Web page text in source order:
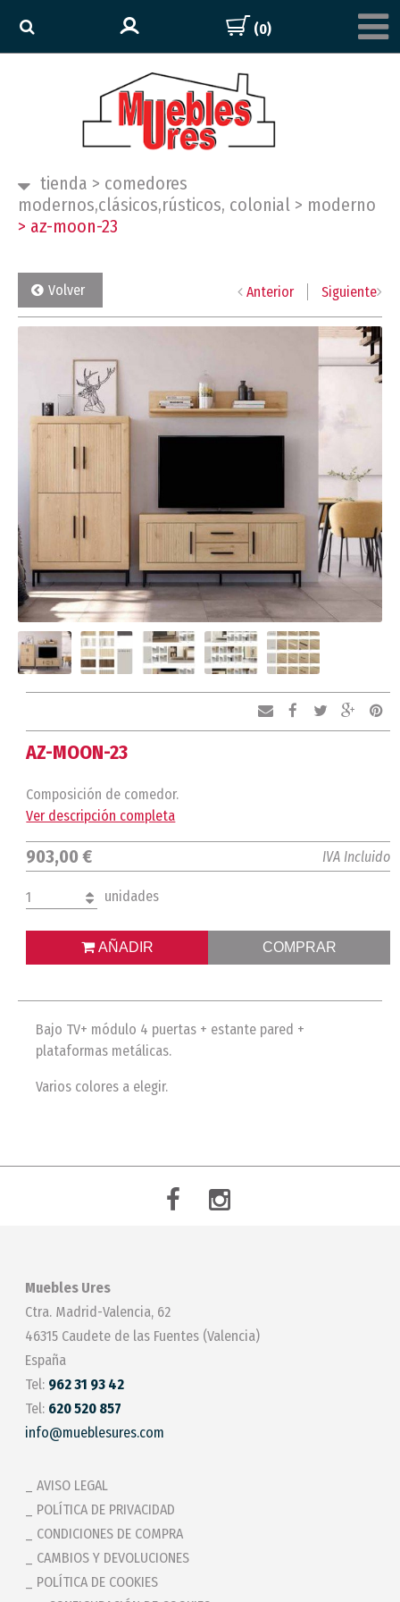
(0)
tienda > comedores
modernos,clásicos,rústicos, colonial > moderno
> az-moon-23
Volver Anterior Siguiente
AZ-MOON-23
Composición de comedor.
Ver descripción completa
903,00 € IVA Incluido
1 unidades
AÑADIR COMPRAR
Bajo TV+ módulo 4 puertas + estante pared +
plataformas metálicas.
Varios colores a elegir.
Muebles Ures
Ctra. Madrid-Valencia, 62
46315 Caudete de las Fuentes (Valencia)
España
Tel: 962 31 93 42
Tel: 620 520 857
info@mueblesures.com
AVISO LEGAL
POLÍTICA DE PRIVACIDAD
CONDICIONES DE COMPRA
CAMBIOS Y DEVOLUCIONES
POLÍTICA DE COOKIES